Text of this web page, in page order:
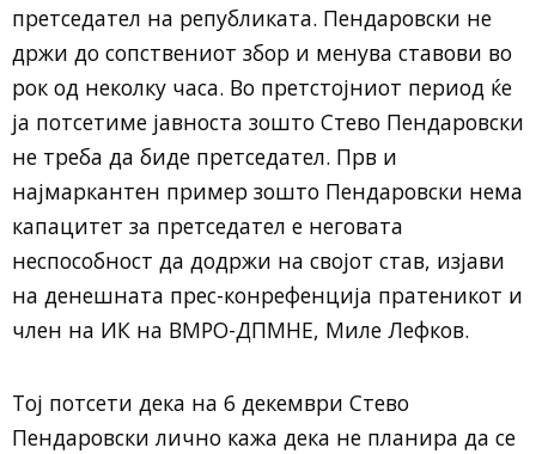
претседател на републиката. Пендаровски не
држи до сопствениот збор и менува ставови во
рок од неколку часа. Во претстојниот период ќе
ја потсетиме јавноста зошто Стево Пендаровски
не треба да биде претседател. Прв и
најмаркантен пример зошто Пендаровски нема
капацитет за претседател е неговата
неспособност да додржи на својот став, изјави
на денешната прес-конрефенција пратеникот и
член на ИК на ВМРО-ДПМНЕ, Миле Лефков.
Тој потсети дека на 6 декември Стево
Пендаровски лично кажа дека не планира да се